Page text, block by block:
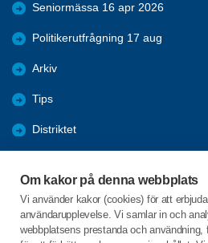
Om kakor på denna webbplats
Vi använder kakor (cookies) för att
användarupplevelse. Vi samlar in och
webbplatsens prestanda och
Seniormässa 16 apr 2026
Politikerutfrågning 17 aug
Arkiv
Tips
Distriktet
Bli medlem
Nyheter